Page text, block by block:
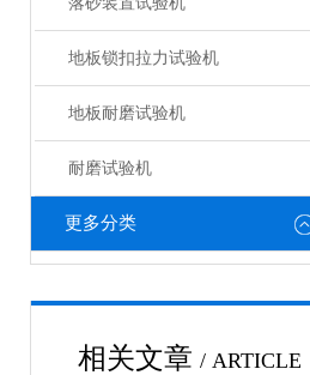
地板锁扣拉力试验机
地板耐磨试验机
耐磨试验机
更多分类
相关文章 / ARTICLE